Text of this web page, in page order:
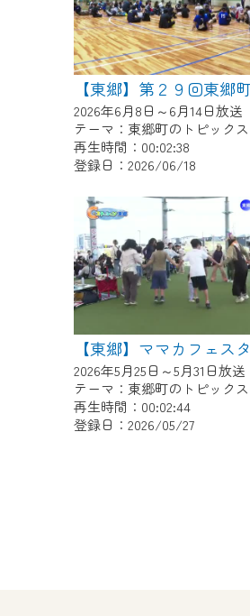
2026年6月8日～6月14日放送
テーマ：東郷町のトピックス
再生時間：00:02:38
登録日：2026/06/18
2026年5月25日～5月31日放送
テーマ：東郷町のトピックス
再生時間：00:02:44
登録日：2026/05/27